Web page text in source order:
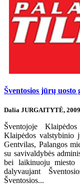
Šventosios jūrų
Dalia JURGAITYTĖ,
Šventojoje
Klaipėdos valstybinio
Gentvilas, Palangos
su savivaldybės
bei laikinuoju miesto
dalyvaujant
Šventosios...